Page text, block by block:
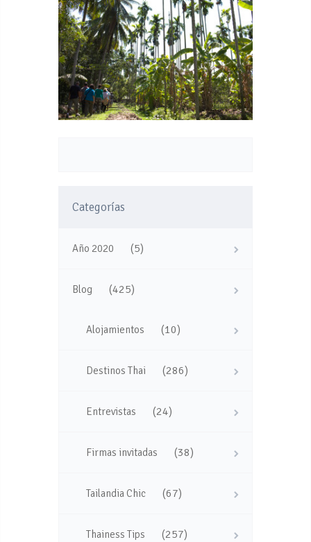
Categorías
Año 2020 (5)
Blog (425)
Alojamientos (10)
Destinos Thai (286)
Entrevistas (24)
Firmas invitadas (38)
Tailandia Chic (67)
Thainess Tips (257)